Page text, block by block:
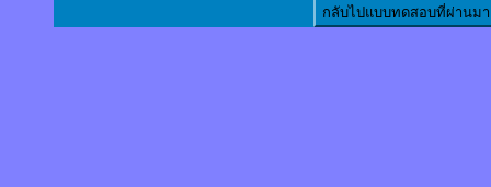
กลับไปแบบทดสอบที่ผ่านมา